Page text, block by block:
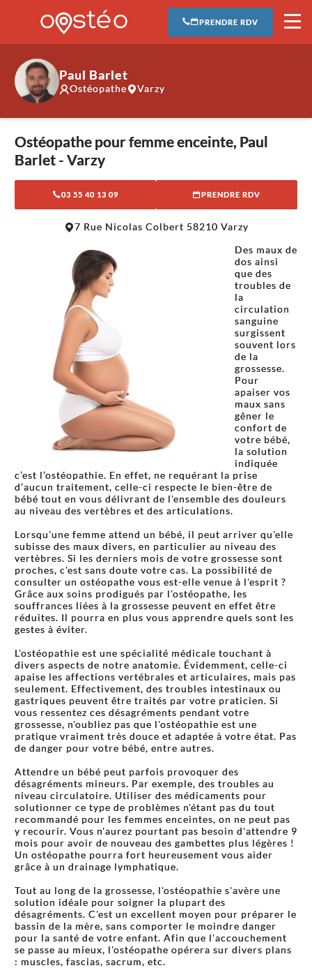
PRENDRE RDV
Paul Barlet
Ostéopathe Varzy
Ostéopathe pour femme enceinte, Paul
Barlet - Varzy
03 55 40 13 09 PRENDRE RDV
7 Rue Nicolas Colbert 58210 Varzy
Des maux de
dos ainsi
que des
troubles de
la
circulation
sanguine
surgissent
souvent lors
de la
grossesse.
Pour
apaiser vos
maux sans
gêner le
confort de
votre bébé,
la solution
indiquée
c’est l’ostéopathie. En effet, ne requérant la prise
d’aucun traitement, celle-ci respecte le bien-être de
bébé tout en vous délivrant de l'ensemble des douleurs
au niveau des vertèbres et des articulations.
Lorsqu'une femme attend un bébé, il peut arriver qu'elle
subisse des maux divers, en particulier au niveau des
vertèbres. Si les derniers mois de votre grossesse sont
proches, c'est sans doute votre cas. La possibilité de
consulter un ostéopathe vous est-elle venue à l'esprit ?
Grâce aux soins prodigués par l'ostéopathe, les
souffrances liées à la grossesse peuvent en effet être
réduites. Il pourra en plus vous apprendre quels sont les
gestes à éviter.
L'ostéopathie est une spécialité médicale touchant à
divers aspects de notre anatomie. Évidemment, celle-ci
apaise les affections vertébrales et articulaires, mais pas
seulement. Effectivement, des troubles intestinaux ou
gastriques peuvent être traités par votre praticien. Si
vous ressentez ces désagréments pendant votre
grossesse, n'oubliez pas que l'ostéopathie est une
pratique vraiment très douce et adaptée à votre état. Pas
de danger pour votre bébé, entre autres.
Attendre un bébé peut parfois provoquer des
désagréments mineurs. Par exemple, des troubles au
niveau circulatoire. Utiliser des médicaments pour
solutionner ce type de problèmes n'étant pas du tout
recommandé pour les femmes enceintes, on ne peut pas
y recourir. Vous n'aurez pourtant pas besoin d'attendre 9
mois pour avoir de nouveau des gambettes plus légères !
Un ostéopathe pourra fort heureusement vous aider
grâce à un drainage lymphatique.
Tout au long de la grossesse, l'ostéopathie s'avère une
solution idéale pour soigner la plupart des
désagréments. C'est un excellent moyen pour préparer le
bassin de la mère, sans comporter le moindre danger
pour la santé de votre enfant. Afin que l'accouchement
se passe au mieux, l'ostéopathe opérera sur divers plans
: muscles, fascias, sacrum, etc.